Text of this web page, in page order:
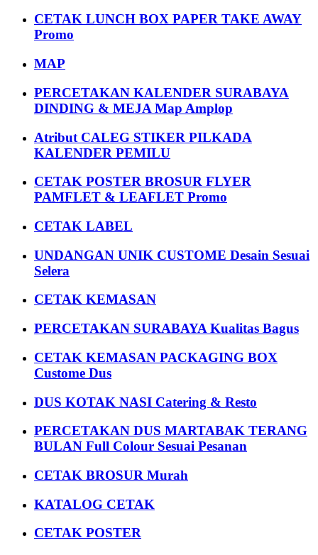
CETAK LUNCH BOX PAPER TAKE AWAY
Promo
MAP
PERCETAKAN KALENDER SURABAYA
DINDING & MEJA Map Amplop
Atribut CALEG STIKER PILKADA
KALENDER PEMILU
CETAK POSTER BROSUR FLYER
PAMFLET & LEAFLET Promo
CETAK LABEL
UNDANGAN UNIK CUSTOME Desain Sesuai
Selera
CETAK KEMASAN
PERCETAKAN SURABAYA Kualitas Bagus
CETAK KEMASAN PACKAGING BOX
Custome Dus
DUS KOTAK NASI Catering & Resto
PERCETAKAN DUS MARTABAK TERANG
BULAN Full Colour Sesuai Pesanan
CETAK BROSUR Murah
KATALOG CETAK
CETAK POSTER